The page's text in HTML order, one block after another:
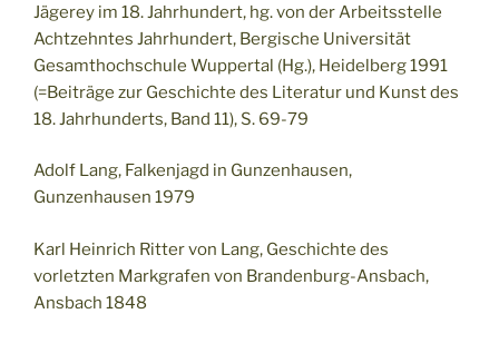
Jägerey im 18. Jahrhundert, hg. von der Arbeitsstelle
Achtzehntes Jahrhundert, Bergische Universität
Gesamthochschule Wuppertal (Hg.), Heidelberg 1991
(=Beiträge zur Geschichte des Literatur und Kunst des
18. Jahrhunderts, Band 11), S. 69-79
Adolf Lang, Falkenjagd in Gunzenhausen,
Gunzenhausen 1979
Karl Heinrich Ritter von Lang, Geschichte des
vorletzten Markgrafen von Brandenburg-Ansbach,
Ansbach 1848